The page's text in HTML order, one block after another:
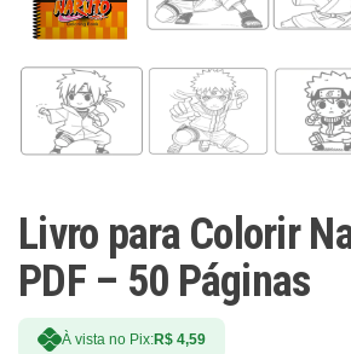
Livro para Colorir
PDF – 50 Páginas
À vista no Pix:R$ 4,59